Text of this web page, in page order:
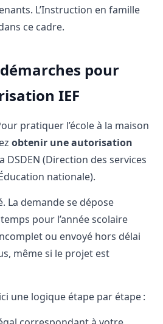
L’Instruction en famille
ce cadre.
pour
IEF
pratiquer l’école à la maison
obtenir une autorisation
DSDEN (Direction des services
nationale).
La demande se dépose
pour l’année scolaire
ou envoyé hors délai
même si le projet est
une logique étape par étape :